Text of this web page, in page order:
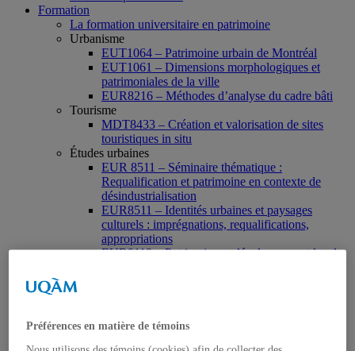
Formation
La formation universitaire en patrimoine
Urbanisme
EUT1064 – Patrimoine urbain de Montréal
EUT1061 – Dimensions morphologiques et
patrimoniales de la ville
EUR8216 – Méthodes d’analyse du cadre bâti
Tourisme
MDT8433 – Création et valorisation de sites
touristiques in situ
Études urbaines
EUR 8511 – Séminaire thématique :
Requalification et patrimoine en contexte de
désindustrialisation
EUR8511 – Identités urbaines et paysages
culturels : imprégnations, requalifications,
appropriations
EUR9119 – Patrimoine et développement local
EUR9118 – Patrimonialisation et représentations
Préférences en matière de témoins